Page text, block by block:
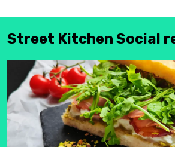
Street Kitchen Social